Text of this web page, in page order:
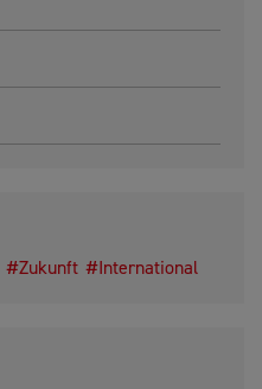
Zukunft International